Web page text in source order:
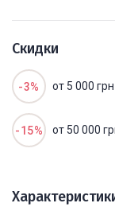
Скидки
-3% от 5 000 грн
-15% от 50 000